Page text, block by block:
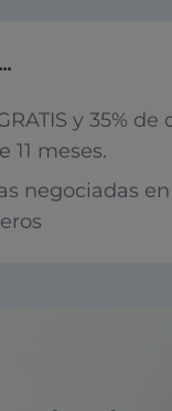
y 35%
11 meses.
negociadas